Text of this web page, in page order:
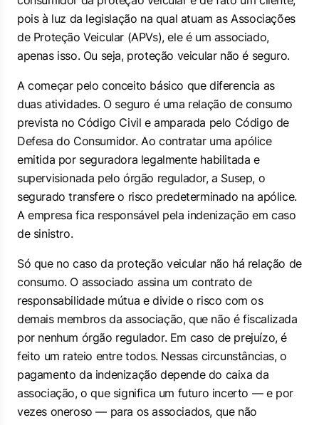
pois à luz da legislação na qual atuam as Associações
de Proteção Veicular (APVs), ele é um associado,
apenas isso. Ou seja, proteção veicular não é seguro.
A começar pelo conceito básico que diferencia as
duas atividades. O seguro é uma relação de consumo
prevista no Código Civil e amparada pelo Código de
Defesa do Consumidor. Ao contratar uma apólice
emitida por seguradora legalmente habilitada e
supervisionada pelo órgão regulador, a Susep, o
segurado transfere o risco predeterminado na apólice.
A empresa fica responsável pela indenização em caso
de sinistro.
Só que no caso da proteção veicular não há relação de
consumo. O associado assina um contrato de
responsabilidade mútua e divide o risco com os
demais membros da associação, que não é fiscalizada
por nenhum órgão regulador. Em caso de prejuízo, é
feito um rateio entre todos. Nessas circunstâncias, o
pagamento da indenização depende do caixa da
associação, o que significa um futuro incerto — e por
vezes oneroso — para os associados, que não